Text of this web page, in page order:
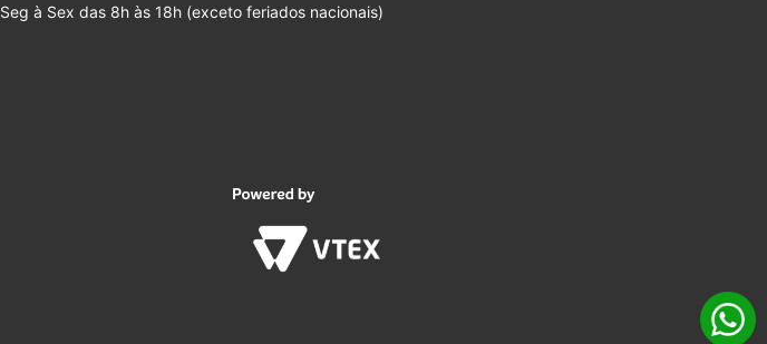
Seg à Sex das 8h às 18h (exceto feriados nacionais)